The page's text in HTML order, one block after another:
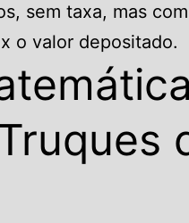
sem taxa, mas com
o valor depositado.